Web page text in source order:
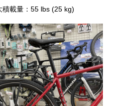
載量：55 lbs (25 kg)